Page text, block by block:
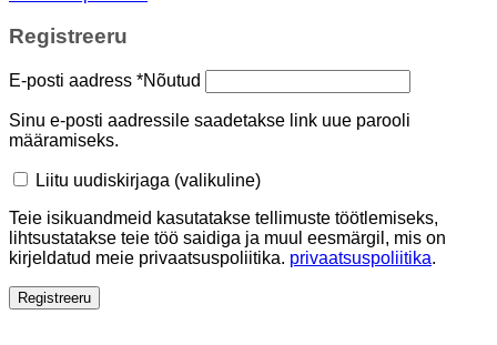
Registreeru
E-posti aadress *Nõutud
Sinu e-posti aadressile saadetakse link uue parooli
määramiseks.
Liitu uudiskirjaga (valikuline)
Teie isikuandmeid kasutatakse tellimuste töötlemiseks,
lihtsustatakse teie töö saidiga ja muul eesmärgil, mis on
kirjeldatud meie privaatsuspoliitika. privaatsuspoliitika.
Registreeru